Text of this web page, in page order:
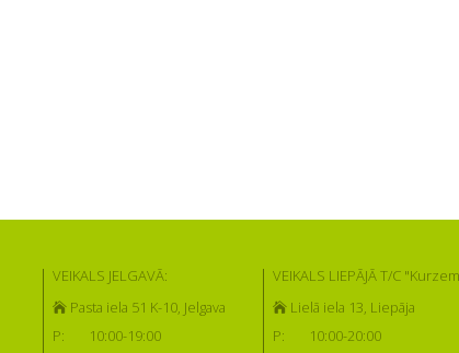
VEIKALS JELGAVĀ:
Pasta iela 51 K-10, Jelgava
P:
10:00-19:00
VEIKALS LIEPĀJĀ T/C
Lielā iela 13, Liepāja
P:
10:00-20:00